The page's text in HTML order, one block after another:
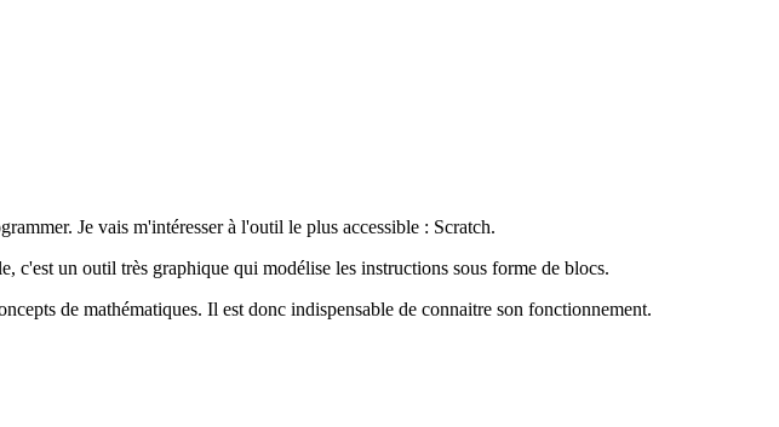
Je vais m'intéresser à l'outil le plus accessible : Scratch.
c'est un outil très graphique qui modélise les instructions sous forme de blocs.
de mathématiques. Il est donc indispensable de connaitre son fonctionnement.